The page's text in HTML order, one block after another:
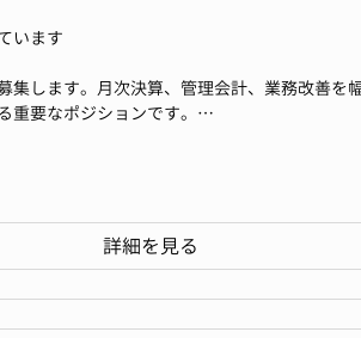
います
集します。月次決算、管理会計、業務改善を
要なポジションです。
バー2名）です。ユニットリーダーは経営企
ムリーかつ正確に把握し、経営陣がデータに
詳細を見る